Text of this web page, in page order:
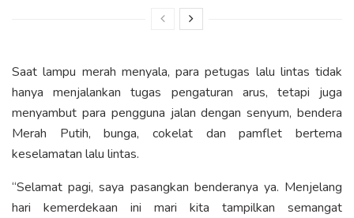
Saat lampu merah menyala, para petugas lalu lintas tidak
hanya menjalankan tugas pengaturan arus, tetapi juga
menyambut para pengguna jalan dengan senyum, bendera
Merah Putih, bunga, cokelat dan pamflet bertema
keselamatan lalu lintas.
“Selamat pagi, saya pasangkan benderanya ya. Menjelang
hari kemerdekaan ini mari kita tampilkan semangat